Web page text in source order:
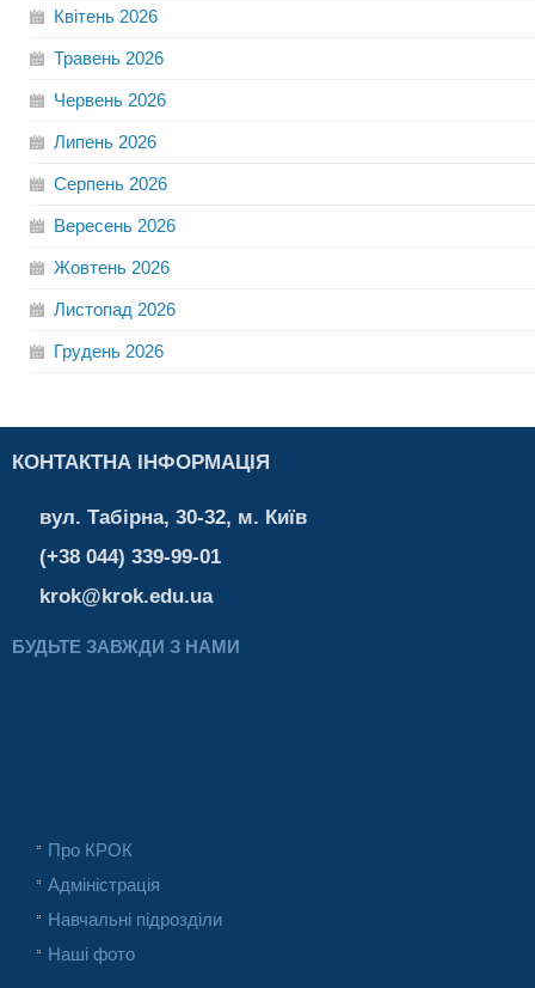
Квітень 2026
Травень 2026
Червень 2026
Липень 2026
Серпень 2026
Вересень 2026
Жовтень 2026
Листопад 2026
Грудень 2026
КОНТАКТНА ІНФОРМАЦІЯ
вул. Табірна, 30-32, м. Київ
(+38 044) 339-99-01
krok@krok.edu.ua
БУДЬТЕ ЗАВЖДИ З НАМИ
Про КРОК
Адміністрація
Навчальні підрозділи
Наші фото